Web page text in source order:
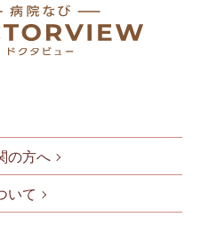
の方へ
いて